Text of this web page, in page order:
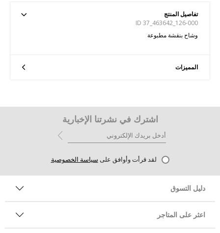
تفاصيل المنتج
ID 37_463642_126-000
وشاح بنقشة مطبوعة
المميزات
اشترك في نشرتنا الإخبارية
لقد قرأت وأوافق على سياسة الخصوصية
دليل التسوق
اعثر على المتاجر